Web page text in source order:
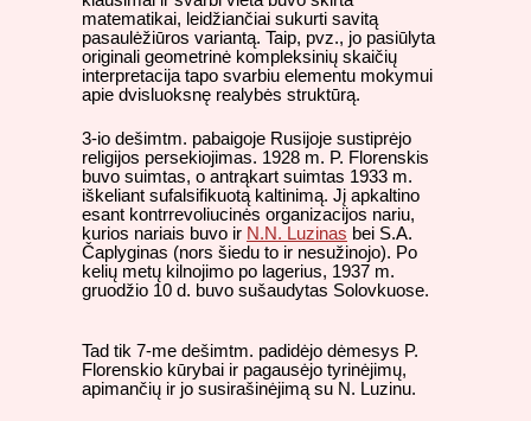
matematikai, leidžiančiai sukurti savitą
pasaulėžiūros variantą. Taip, pvz., jo pasiūlyta
originali geometrinė kompleksinių skaičių
interpretacija tapo svarbiu elementu mokymui
apie dvisluoksnę realybės struktūrą.
3-io dešimtm. pabaigoje Rusijoje sustiprėjo
religijos persekiojimas. 1928 m. P. Florenskis
buvo suimtas, o antrąkart suimtas 1933 m.
iškeliant sufalsifikuotą kaltinimą. Jį apkaltino
esant kontrrevoliucinės organizacijos nariu,
kurios nariais buvo ir N.N. Luzinas bei S.A.
Čaplyginas (nors šiedu to ir nesužinojo). Po
kelių metų kilnojimo po lagerius, 1937 m.
gruodžio 10 d. buvo sušaudytas Solovkuose.
Tad tik 7-me dešimtm. padidėjo dėmesys P.
Florenskio kūrybai ir pagausėjo tyrinėjimų,
apimančių ir jo susirašinėjimą su N. Luzinu.